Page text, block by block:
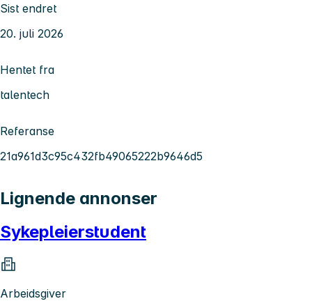
Sist endret
20. juli 2026
Hentet fra
talentech
Referanse
21a961d3c95c432fb49065222b9646d5
Lignende annonser
Sykepleierstudent
Arbeidsgiver